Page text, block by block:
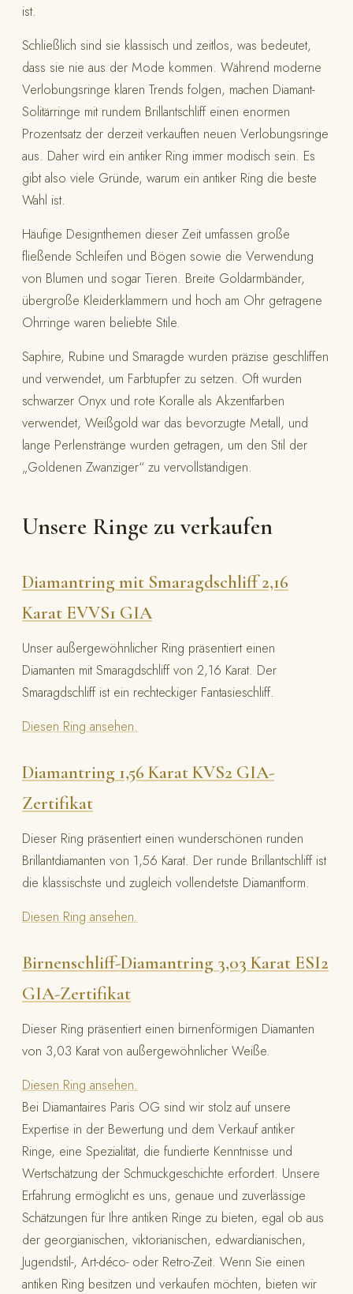
ist.
Schließlich sind sie klassisch und zeitlos, was bedeutet,
dass sie nie aus der Mode kommen. Während moderne
Verlobungsringe klaren Trends folgen, machen Diamant-
Solitärringe mit rundem Brillantschliff einen enormen
Prozentsatz der derzeit verkauften neuen Verlobungsringe
aus. Daher wird ein antiker Ring immer modisch sein. Es
gibt also viele Gründe, warum ein antiker Ring die beste
Wahl ist.
Häufige Designthemen dieser Zeit umfassen große
fließende Schleifen und Bögen sowie die Verwendung
von Blumen und sogar Tieren. Breite Goldarmbänder,
übergroße Kleiderklammern und hoch am Ohr getragene
Ohrringe waren beliebte Stile.
Saphire, Rubine und Smaragde wurden präzise geschliffen
und verwendet, um Farbtupfer zu setzen. Oft wurden
schwarzer Onyx und rote Koralle als Akzentfarben
verwendet, Weißgold war das bevorzugte Metall, und
lange Perlenstränge wurden getragen, um den Stil der
„Goldenen Zwanziger“ zu vervollständigen.
Unsere Ringe zu verkaufen
Diamantring mit Smaragdschliff 2,16
Karat EVVS1 GIA
Unser außergewöhnlicher Ring präsentiert einen
Diamanten mit Smaragdschliff von 2,16 Karat. Der
Smaragdschliff ist ein rechteckiger Fantasieschliff.
Diesen Ring ansehen.
Diamantring 1,56 Karat KVS2 GIA-
Zertifikat
Dieser Ring präsentiert einen wunderschönen runden
Brillantdiamanten von 1,56 Karat. Der runde Brillantschliff ist
die klassischste und zugleich vollendetste Diamantform.
Diesen Ring ansehen.
Birnenschliff-Diamantring 3,03 Karat ESI2
GIA-Zertifikat
Dieser Ring präsentiert einen birnenförmigen Diamanten
von 3,03 Karat von außergewöhnlicher Weiße.
Diesen Ring ansehen.
Bei Diamantaires Paris OG sind wir stolz auf unsere
Expertise in der Bewertung und dem Verkauf antiker
Ringe, eine Spezialität, die fundierte Kenntnisse und
Wertschätzung der Schmuckgeschichte erfordert. Unsere
Erfahrung ermöglicht es uns, genaue und zuverlässige
Schätzungen für Ihre antiken Ringe zu bieten, egal ob aus
der georgianischen, viktorianischen, edwardianischen,
Jugendstil-, Art-déco- oder Retro-Zeit. Wenn Sie einen
antiken Ring besitzen und verkaufen möchten, bieten wir